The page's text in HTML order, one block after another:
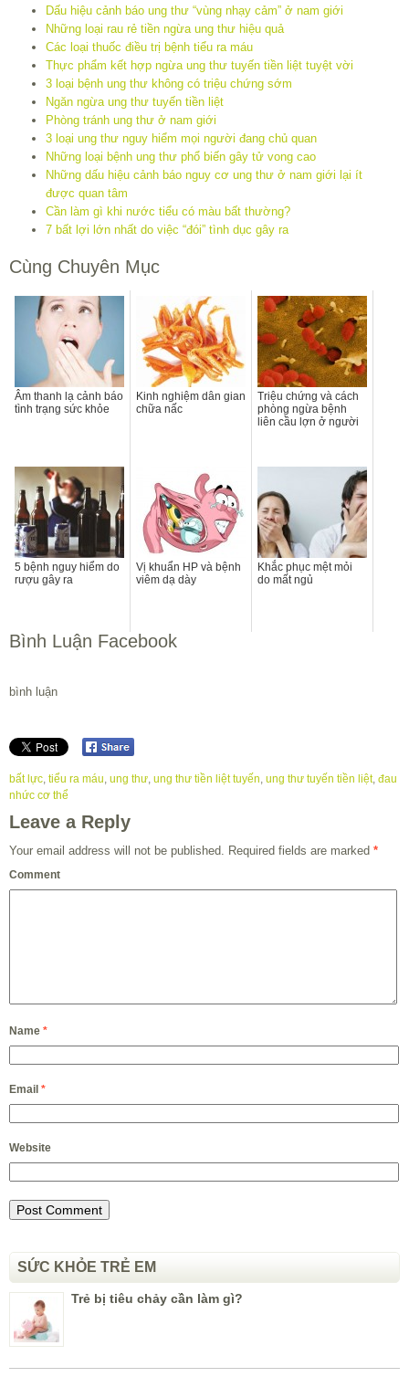
Dấu hiệu cảnh báo ung thư “vùng nhạy cảm” ở nam giới
Những loại rau rẻ tiền ngừa ung thư hiệu quả
Các loại thuốc điều trị bệnh tiểu ra máu
Thực phẩm kết hợp ngừa ung thư tuyến tiền liệt tuyệt vời
3 loại bệnh ung thư không có triệu chứng sớm
Ngăn ngừa ung thư tuyến tiền liệt
Phòng tránh ung thư ở nam giới
3 loại ung thư nguy hiểm mọi người đang chủ quan
Những loại bệnh ung thư phổ biến gây tử vong cao
Những dấu hiệu cảnh báo nguy cơ ung thư ở nam giới lại ít
được quan tâm
Cần làm gì khi nước tiểu có màu bất thường?
7 bất lợi lớn nhất do việc “đói” tình dục gây ra
Cùng Chuyên Mục
Âm thanh lạ cảnh báo
tình trạng sức khỏe
Kinh nghiệm dân gian
chữa nấc
Triệu chứng và cách
phòng ngừa bệnh
liên cầu lợn ở người
5 bệnh nguy hiểm do
rượu gây ra
Vị khuẩn HP và bệnh
viêm dạ dày
Khắc phục mệt mỏi
do mất ngủ
Bình Luận Facebook
bình luận
bất lực tiểu ra máu ung thư ung thư tiền liệt tuyến ung thư tuyến tiền liệt, đau
nhức cơ thể
Leave a Reply
Your email address will not be published. Required fields are marked *
Comment
Name *
Email *
Website
SỨC KHỎE TRẺ EM
Trẻ bị tiêu chảy cần làm gì?